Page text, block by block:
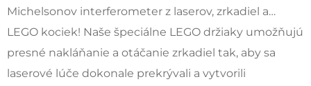
Michelsonov interferometer z laserov, zrkadiel a…
LEGO kociek! Naše špeciálne LEGO držiaky umožňujú
presné nakláňanie a otáčanie zrkadiel tak, aby sa
laserové lúče dokonale prekrývali a vytvorili